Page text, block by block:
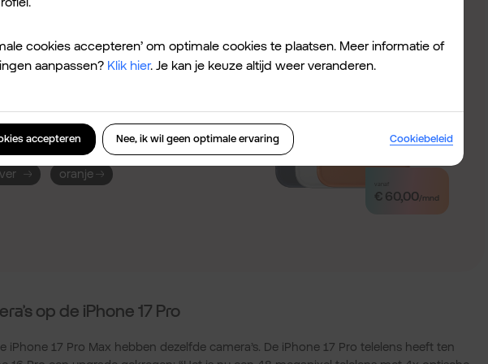
Max heeft al het goeds van de
je kleur
oranje
€ 60,00/mnd
op de iPhone 17 Pro
iPhone 17 Pro Max hebben dezelfde camera’s. De iPhone 17 Pro telelens heeft ten
cookies accepteren’ om optimale cookies te plaatsen. Meer informatie of
aanpassen? Klik hier. Je kan je keuze altijd weer veranderen.
accepteren Nee, ik wil geen optimale ervaring Cookiebeleid